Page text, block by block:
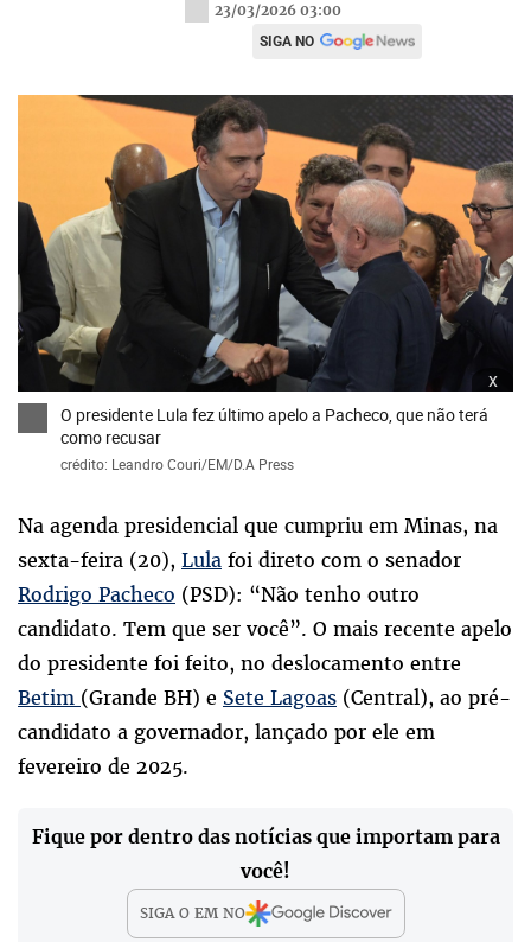
23/03/2026 03:00
SIGA NO
x
O presidente Lula fez último apelo a Pacheco, que não terá
como recusar
crédito: Leandro Couri/EM/D.A Press
Na agenda presidencial que cumpriu em Minas, na
sexta-feira (20), Lula foi direto com o senador
Rodrigo Pacheco (PSD): “Não tenho outro
candidato. Tem que ser você”. O mais recente apelo
do presidente foi feito, no deslocamento entre
Betim (Grande BH) e Sete Lagoas (Central), ao pré-
candidato a governador, lançado por ele em
fevereiro de 2025.
Fique por dentro das notícias que importam para
você!
SIGA O EMNO